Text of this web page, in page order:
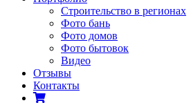
Строительство в регионах
Фото бань
Фото домов
Фото бытовок
Видео
Отзывы
Контакты